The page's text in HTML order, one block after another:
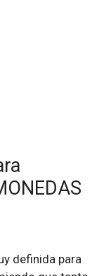
definida para